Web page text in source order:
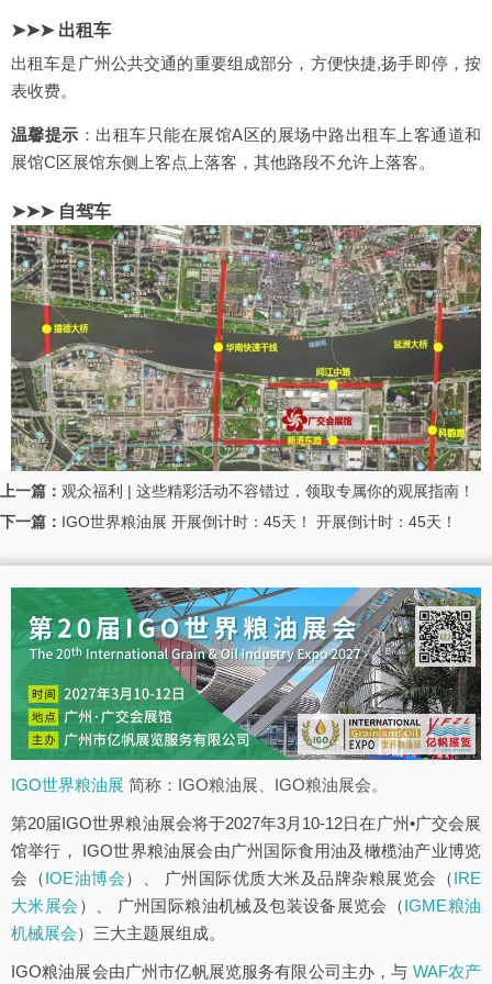
➤➤➤ 出租车
出租车是广州公共交通的重要组成部分，方便快捷,扬手即停，按
表收费。
温馨提示 ：出租车只能在展馆A区的展场中路出租车上客通道和
展馆C区展馆东侧上客点上落客，其他路段不允许上落客。
➤➤➤ 自驾车
上一篇： 观众福利 | 这些精彩活动不容错过，领取专属你的观展指南！
下一篇： IGO世界粮油展 开展倒计时：45天！ 开展倒计时：45天！
IGO世界粮油展 简称：IGO粮油展、IGO粮油展会。
第20届IGO世界粮油展会将于2027年3月10-12日在广州•广交会展
馆举行， IGO世界粮油展会由广州国际食用油及橄榄油产业博览
会（IOE油博会）、 广州国际优质大米及品牌杂粮展览会（IRE
大米展会 ）、 广州国际粮油机械及包装设备展览会（IGME粮油
机械展会）三大主题展组成。
IGO粮油展会由广州市亿帆展览服务有限公司主办，与 WAF农产